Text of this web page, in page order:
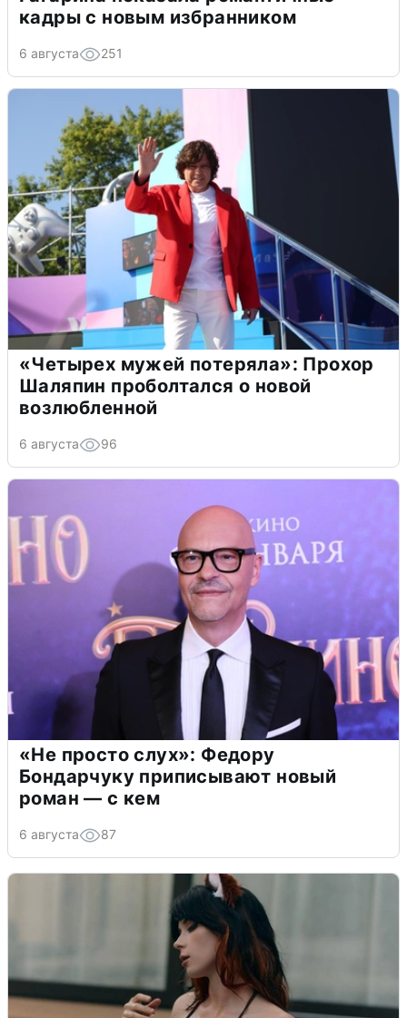
кадры с новым избранником
6 августа 251
«Четырех мужей потеряла»: Прохор
Шаляпин проболтался о новой
возлюбленной
6 августа 96
«Не просто слух»: Федору
Бондарчуку приписывают новый
роман — с кем
6 августа 87